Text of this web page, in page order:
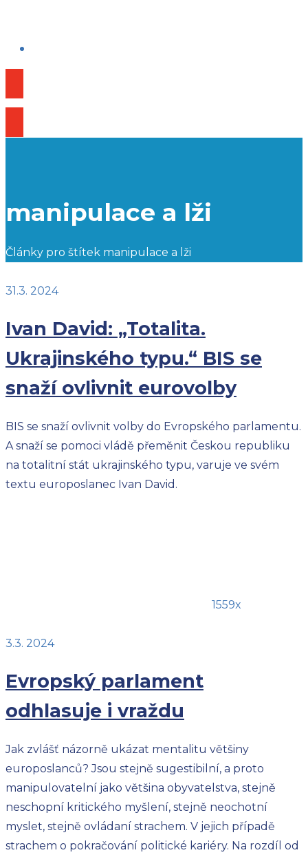
Publikace
manipulace a lži
Články pro štítek manipulace a lži
31.3. 2024
Ivan David: „Totalita.
Ukrajinského typu.“ BIS se
snaží ovlivnit eurovolby
BIS se snaží ovlivnit volby do Evropského parlamentu.
A snaží se pomoci vládě přeměnit Českou republiku
na totalitní stát ukrajinského typu, varuje ve svém
textu europoslanec Ivan David.
1559x
3.3. 2024
Evropský parlament
odhlasuje i vraždu
Jak zvlášť názorně ukázat mentalitu většiny
europoslanců? Jsou stejně sugestibilní, a proto
manipulovatelní jako většina obyvatelstva, stejně
neschopní kritického myšlení, stejně neochotní
myslet, stejně ovládaní strachem. V jejich případě
strachem o pokračování politické kariéry. Na rozdíl od